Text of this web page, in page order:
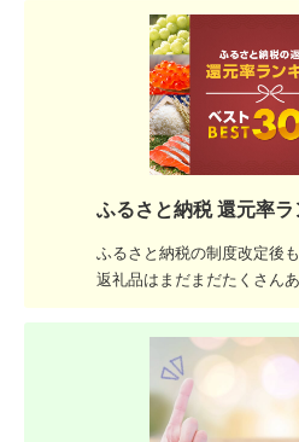
ふるさと納税 還元率
ふるさと納税の制度改定後
返礼品はまだまだたくさん